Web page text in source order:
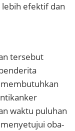
efektif dan
tersebut
waktu puluhan
oba-